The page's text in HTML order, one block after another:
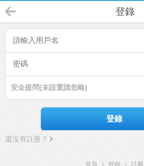
登錄
安全提問(未設置請忽略)
登錄
還沒有註冊？
首頁 登錄
註冊